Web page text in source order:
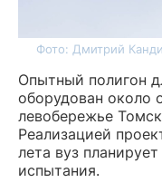
Фото: Дмитрий
Опытный полигон
оборудован около
левобережье
Реализацией
лета вуз
испытания.